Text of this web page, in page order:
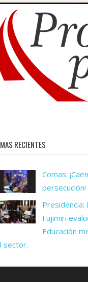
RECIENTES
Comas:
persecución!
Presidencia:
Fujimiri
Educación
sector.